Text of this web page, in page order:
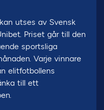
utses av Svensk
Priset går till den
sportsliga
Varje vinnare
elitfotbollens
till ett